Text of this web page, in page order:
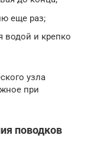
еще раз;
водой и крепко
узла
при
поводков